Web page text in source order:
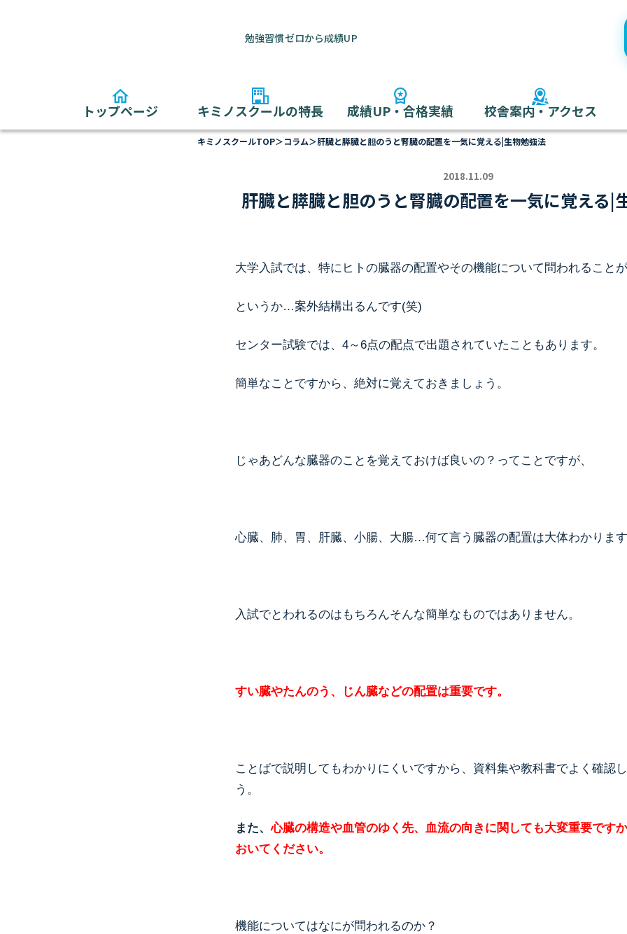
勉強習慣ゼロから成績UP
トップページ キミノスクールの特長 成績UP・合格実績 校舎案内・アクセス
キミノスクールTOP＞コラム＞肝臓と膵臓と胆のうと腎臓の配置を一気に覚える|生物勉強法
2018.11.09
肝臓と膵臓と胆のうと腎臓の配置を一気に覚える|
大学入試では、特にヒトの臓器の配置やその機能について問われること
というか…案外結構出るんです(笑)
センター試験では、4～6点の配点で出題されていたこともあります。
簡単なことですから、絶対に覚えておきましょう。
じゃあどんな臓器のことを覚えておけば良いの？ってことですが、
心臓、肺、胃、肝臓、小腸、大腸…何て言う臓器の配置は大体わかりま
入試でとわれるのはもちろんそんな簡単なものではありません。
すい臓やたんのう、じん臓などの配置は重要です。
ことばで説明してもわかりにくいですから、資料集や教科書でよく確認
う。
また、心臓の構造や血管のゆく先、血流の向きに関しても大変重要です
おいてください。
機能についてはなにが問われるのか？